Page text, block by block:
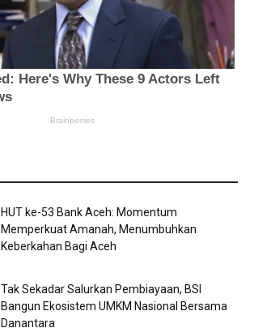
HUT ke-53 Bank Aceh: Momentum
Memperkuat Amanah, Menumbuhkan
Keberkahan Bagi Aceh
Tak Sekadar Salurkan Pembiayaan, BSI
Bangun Ekosistem UMKM Nasional Bersama
Danantara